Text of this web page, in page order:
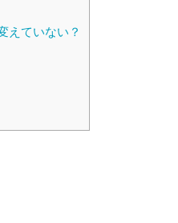
えていない？